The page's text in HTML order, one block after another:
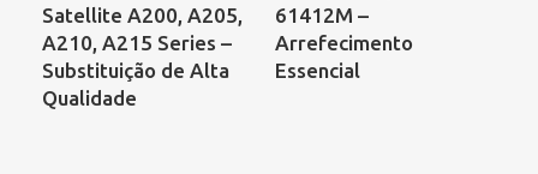
Satellite A200, A205,
A210, A215 Series –
Substituição de Alta
Qualidade
61412M –
Arrefecimento
Essencial